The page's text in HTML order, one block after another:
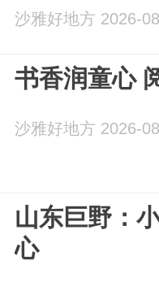
沙雅好地方 2026-
书香润童心
沙雅好地方 2026-
山东巨野：
心